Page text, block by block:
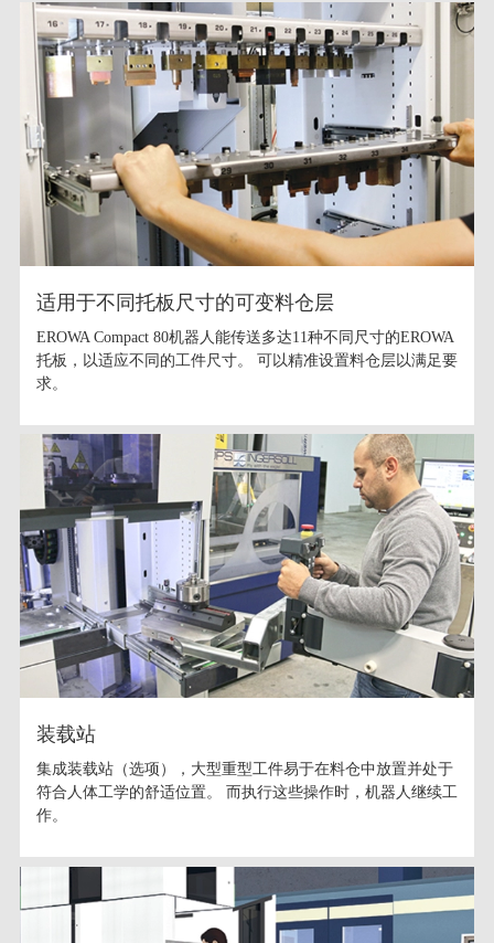
适用于不同托板尺寸的可变料仓层
EROWA Compact 80机器人能传送多达11种不同尺寸的EROWA
托板，以适应不同的工件尺寸。 可以精准设置料仓层以满足要
求。
装载站
集成装载站（选项），大型重型工件易于在料仓中放置并处于
符合人体工学的舒适位置。 而执行这些操作时，机器人继续工
作。